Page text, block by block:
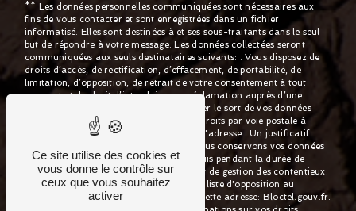
** Les données personnelles communiquées sont nécessaires aux
fins de vous contacter et sont enregistrées dans un fichier
informatisé. Elles sont destinées à et ses sous-traitants dans le seul
but de répondre à votre message. Les données collectées seront
communiquées aux seuls destinataires suivants: . Vous disposez de
droits d’accès, de rectification, d’effacement, de portabilité, de
limitation, d’opposition, de retrait de votre consentement à tout
moment et du droit d’introduire une réclamation auprès d’une
autorité de contrôle, ainsi que d’organiser le sort de vos données
post-mortem. Vous pouvez exercer ces droits par voie postale à
l'adresse ou par courrier électronique à l'adresse . Un justificatif
d'identité pourra vous être demandé. Nous conservons vos données
pendant la période de prise de contact puis pendant la durée de
prescription légale aux fins probatoires et de gestion des contentieux.
Vous avez le droit de vous inscrire sur la liste d'opposition au
démarchage téléphonique, disponible à cette adresse: Bloctel.gouv.fr.
Ce site utilise des cookies et
vous donne le contrôle sur
ceux que vous souhaitez
activer